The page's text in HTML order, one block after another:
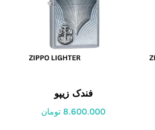
فندک زیپو
8.600.000 تومان